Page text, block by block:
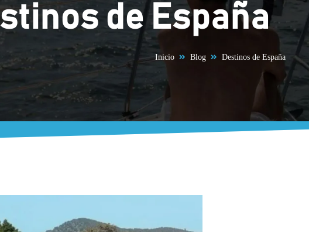
de España
Inicio Blog Destinos de España